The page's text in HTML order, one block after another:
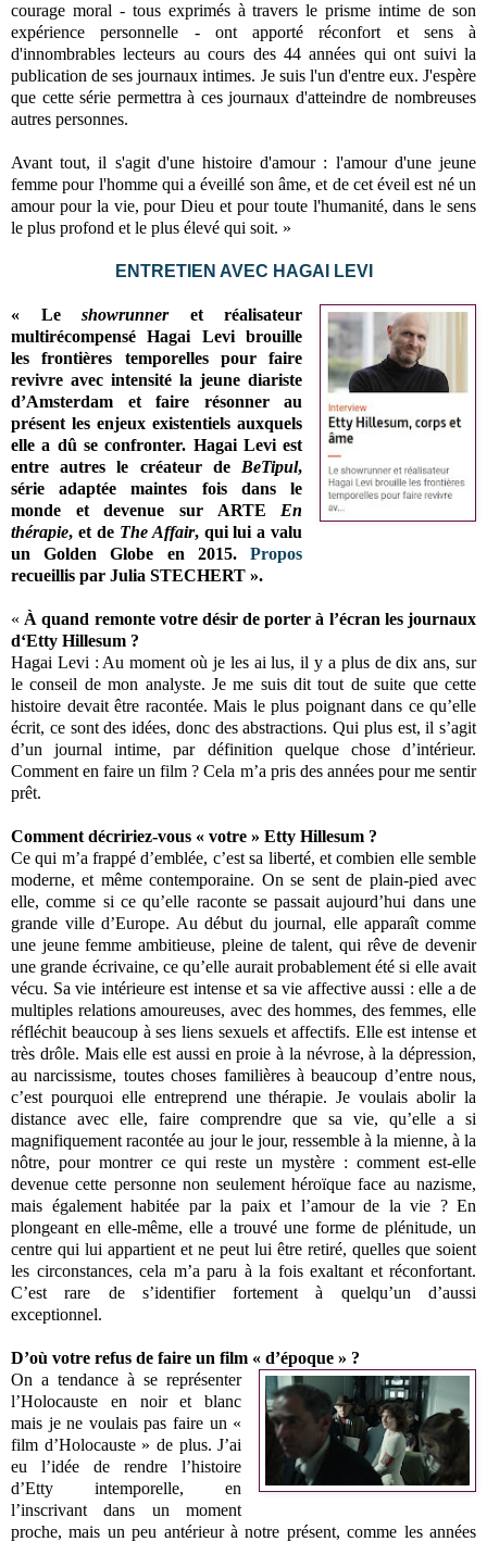
courage moral - tous exprimés à travers le prisme intime de son
expérience personnelle - ont apporté réconfort et sens à
d'innombrables lecteurs au cours des 44 années qui ont suivi la
publication de ses journaux intimes. Je suis l'un d'entre eux. J'espère
que cette série permettra à ces journaux d'atteindre de nombreuses
autres personnes.
Avant tout, il s'agit d'une histoire d'amour : l'amour d'une jeune
femme pour l'homme qui a éveillé son âme, et de cet éveil est né un
amour pour la vie, pour Dieu et pour toute l'humanité, dans le sens
le plus profond et le plus élevé qui soit. »
ENTRETIEN AVEC HAGAI LEVI
« Leshowrunner et réalisateur
multirécompensé Hagai Levi brouille
les frontières temporelles pour faire
revivre avec intensité la jeune diariste
d’Amsterdam et faire résonner au
présent les enjeux existentiels auxquels
elle a dû se confronter. Hagai Levi est
entre autres le créateur de BeTipul,
série adaptée maintes fois dans le
monde et devenue sur ARTE En
thérapie, et de The Affair, qui lui a valu
un Golden Globe en 2015.Propos
recueillis par Julia STECHERT ».
« À quand remonte votre désir de porter à l’écran les journaux
d‘Etty Hillesum ?
Hagai Levi : Au moment où je les ai lus, il y a plus de dix ans, sur
le conseil de mon analyste. Je me suis dit tout de suite que cette
histoire devait être racontée. Mais le plus poignant dans ce qu’elle
écrit, ce sont des idées, donc des abstractions. Qui plus est, il s’agit
d’un journal intime, par définition quelque chose d’intérieur.
Comment en faire un film ? Cela m’a pris des années pour me sentir
prêt.
Comment décririez-vous « votre » Etty Hillesum ?
Ce qui m’a frappé d’emblée, c’est sa liberté, et combien elle semble
moderne, et même contemporaine. On se sent de plain-pied avec
elle, comme si ce qu’elle raconte se passait aujourd’hui dans une
grande ville d’Europe. Au début du journal, elle apparaît comme
une jeune femme ambitieuse, pleine de talent, qui rêve de devenir
une grande écrivaine, ce qu’elle aurait probablement été si elle avait
vécu. Sa vie intérieure est intense et sa vie affective aussi : elle a de
multiples relations amoureuses, avec des hommes, des femmes, elle
réfléchit beaucoup à ses liens sexuels et affectifs. Elle est intense et
très drôle. Mais elle est aussi en proie à la névrose, à la dépression,
au narcissisme, toutes choses familières à beaucoup d’entre nous,
c’est pourquoi elle entreprend une thérapie. Je voulais abolir la
distance avec elle, faire comprendre que sa vie, qu’elle a si
magnifiquement racontée au jour le jour, ressemble à la mienne, à la
nôtre, pour montrer ce qui reste un mystère : comment est-elle
devenue cette personne non seulement héroïque face au nazisme,
mais également habitée par la paix et l’amour de la vie ? En
plongeant en elle-même, elle a trouvé une forme de plénitude, un
centre qui lui appartient et ne peut lui être retiré, quelles que soient
les circonstances, cela m’a paru à la fois exaltant et réconfortant.
C’est rare de s’identifier fortement à quelqu’un d’aussi
exceptionnel.
D’où votre refus de faire un film « d’époque » ?
On a tendance à se représenter
l’Holocauste en noir et blanc
mais je ne voulais pas faire un «
film d’Holocauste » de plus. J’ai
eu l’idée de rendre l’histoire
d’Etty intemporelle, en
l’inscrivant dans un moment
proche, mais un peu antérieur à notre présent, comme les années